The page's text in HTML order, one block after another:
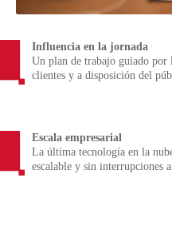
Influencia en la jornada
Un plan de trabajo guiado por
clientes y a disposición del
Escala empresarial
La última tecnología en la
escalable y sin interrupciones